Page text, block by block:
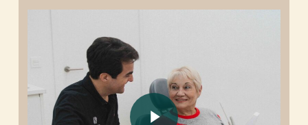
Play Video
Play Video